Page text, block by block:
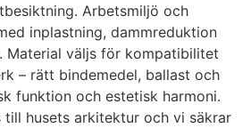
Arbetsmiljö och
inplastning, dammreduktion
Material väljs för kompatibilitet
– rätt bindemedel, ballast och
funktion och estetisk harmoni.
till husets arkitektur och vi säkrar